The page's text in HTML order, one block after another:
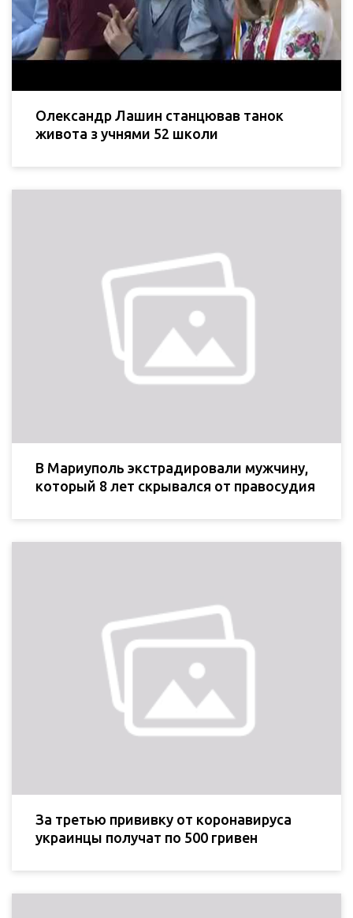
Олександр Лашин станцював танок
живота з учнями 52 школи
В Мариуполь экстрадировали мужчину,
который 8 лет скрывался от правосудия
За третью прививку от коронавируса
украинцы получат по 500 гривен